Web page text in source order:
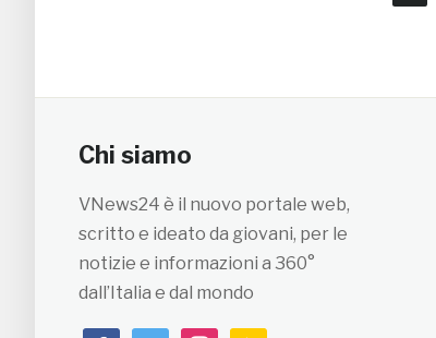
Chi siamo
VNews24 è il nuovo portale web,
scritto e ideato da giovani, per le
notizie e informazioni a 360°
dall’Italia e dal mondo